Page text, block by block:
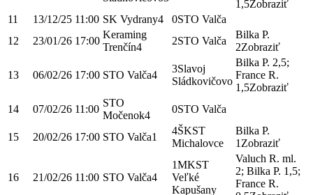
1,5Zobraziť
11
13/12/25 11:00 SK Vydrany4 0STO Valča
12
23/01/26 17:00
Keraming
Trenčín4
2STO Valča
Bilka P.
2Zobraziť
13 06/02/26 17:00 STO Valča4
3Slavoj
Sládkovičovo
Bilka P. 2,5;
France R.
1,5Zobraziť
14
07/02/26 11:00
STO
Močenok4
0STO Valča
15 20/02/26 17:00 STO Valča1
4ŠKST
Michalovce
Bilka P.
1 Zobraziť
16 21/02/26 11:00 STO Valča4
1MKST
Veľké
Kapušany
Valuch R. ml.
2; Bilka P. 1,5;
France R.